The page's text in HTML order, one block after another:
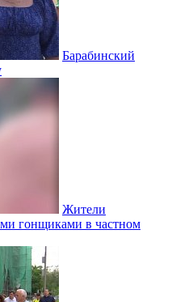
Барабинский
Жители
гонщиками в частном